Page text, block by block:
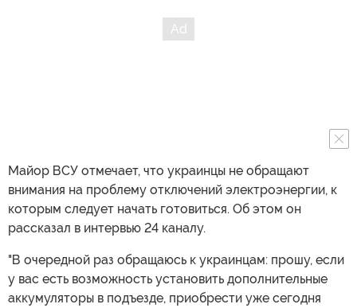
Майор ВСУ отмечает, что украинцы не обращают
внимания на проблему отключений электроэнергии, к
которым следует начать готовиться. Об этом он
рассказал в интервью 24 каналу.
"В очередной раз обращаюсь к украинцам: прошу, если
у вас есть возможность установить дополнительные
аккумуляторы в подъезде, приобрести уже сегодня